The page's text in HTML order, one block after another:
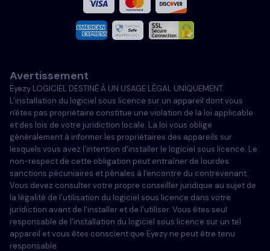
Français
Italiano
Portugais
Türkçe
Polski
Avertissement
Eyezy LOGICIEL DESTINÉ À UN USAGE LÉGAL UNIQUEMENT.
L'installation du logiciel sous licence sur un appareil dont vous
n'êtes pas propriétaire constitue une violation de la loi applicable
et des lois de votre juridiction locale. La loi vous oblige
généralement à informer les propriétaires des appareils sur
lesquels vous avez l'intention d'installer le logiciel sous licence. Le
non-respect de cette obligation peut entraîner de lourdes
sanctions pécuniaires et pénales à l'encontre du contrevenant.
Vous devez consulter votre propre conseiller juridique au sujet de
la légalité de l'utilisation du logiciel sous licence dans votre
juridiction avant de l'installer et de l'utiliser. Vous êtes seul
responsable de l'installation du logiciel sous licence sur un tel
appareil et vous êtes conscient que Eyezy ne peut être tenu
responsable.